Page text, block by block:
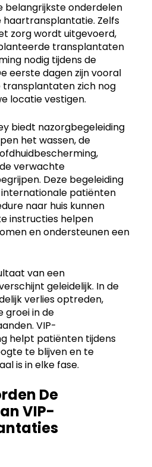
belangrijkste onderdelen
haartransplantatie. Zelfs
zorg wordt uitgevoerd,
transplantaten
nodig tijdens de
eerste dagen zijn vooral
zich nog
locatie vestigen.
biedt nazorgbegeleiding
het wassen, de
verwachte
Deze begeleiding
patiënten
naar huis kunnen
instructies helpen
en ondersteunen een
van een
geleidelijk. In de
verlies optreden,
groei in de
VIP-
helpt patiënten tijdens
te blijven en te
is in elke fase.
De
VIP-